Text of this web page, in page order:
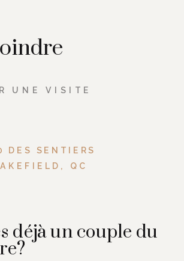
déjà un couple du
UNE VISITE
DES SENTIERS
QC